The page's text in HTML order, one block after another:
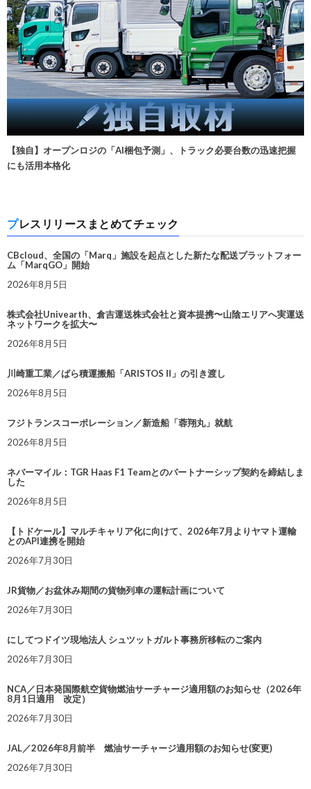
【独自】オープンロジの「AI梱包予測」、トラック必要台数の迅速把握
にも活用本格化
プレスリリースまとめてチェック
CBcloud、全国の「Marq」施設を起点とした新たな配送プラットフォー
ム「MarqGO」開始
2026年8月5日
株式会社Univearth、倉吉運送株式会社と資本提携〜山陰エリアへ実運送
ネットワークを拡大〜
2026年8月5日
川崎重工業／ばら積運搬船「ARISTOS II」の引き渡し
2026年8月5日
フジトランスコーポレーション／新造船「蓉翔丸」就航
2026年8月5日
ネバーマイル：TGR Haas F1 Teamとのパートナーシップ契約を締結しま
した
2026年8月5日
【トドケール】マルチキャリア化に向けて、2026年7月よりヤマト運輸
とのAPI連携を開始
2026年7月30日
JR貨物／お盆休み期間の貨物列車の運転計画について
2026年7月30日
にしてつドイツ現地法人 シュツットガルト事務所移転のご案内
2026年7月30日
NCA／日本発国際航空貨物燃油サーチャージ適用額のお知らせ（2026年
8月1日適用 改定）
2026年7月30日
JAL／2026年8月前半 燃油サーチャージ適用額のお知らせ(変更)
2026年7月30日